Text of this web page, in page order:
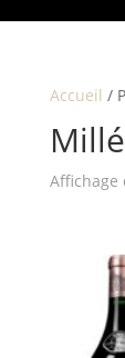
Accueil /
Affichage